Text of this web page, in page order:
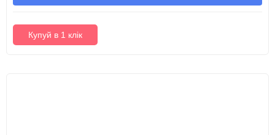
Купуй в 1 клік